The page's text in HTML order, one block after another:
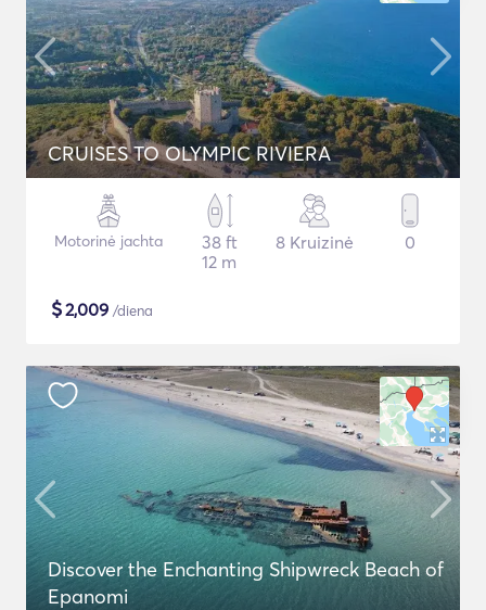
CRUISES TO OLYMPIC RIVIERA
Motorinė jachta
38 ft
12 m
8 Kruizinė 0
$2,009 /diena
Discover the Enchanting Shipwreck Beach of
Epanomi